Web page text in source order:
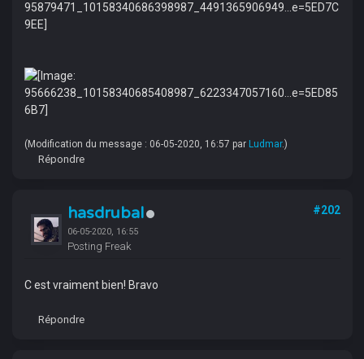
(Modification du message : 06-05-2020, 16:57 par Ludmar.)
Répondre
hasdrubal
06-05-2020, 16:55
Posting Freak
#202
C est vraiment bien! Bravo
Répondre